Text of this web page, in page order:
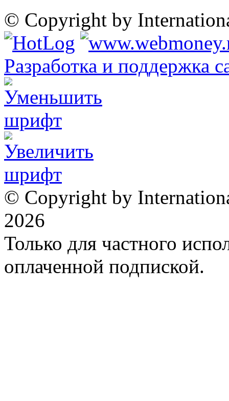
© Copyright by
Разработка и поддержка
© Copyright by
2026
Только для частного
оплаченной подпиской.